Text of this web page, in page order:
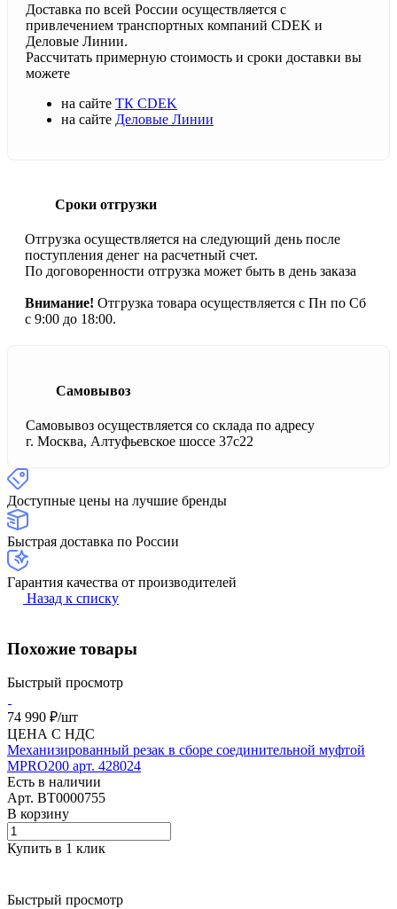
Доставка по всей России осуществляется с
привлечением транспортных компаний CDEK и
Деловые Линии.
Рассчитать примерную стоимость и сроки доставки вы
можете
на сайте ТК CDEK
на сайте Деловые Линии
Сроки отгрузки
Отгрузка осуществляется на следующий день после
поступления денег на расчетный счет.
По договоренности отгрузка может быть в день заказа
Внимание! Отгрузка товара осуществляется с Пн по Сб
с 9:00 до 18:00.
Самовывоз
Самовывоз осуществляется со склада по адресу
г. Москва, Алтуфьевское шоссе 37с22
Доступные цены на лучшие бренды
Быстрая доставка по России
Гарантия качества от производителей
Назад к списку
Похожие товары
Быстрый просмотр
74 990 ₽/шт
ЦЕНА С НДС
Механизированный резак в сборе соединительной муфтой
MPRO200 арт. 428024
Есть в наличии
Арт. BT0000755
В корзину
Купить в 1 клик
Быстрый просмотр